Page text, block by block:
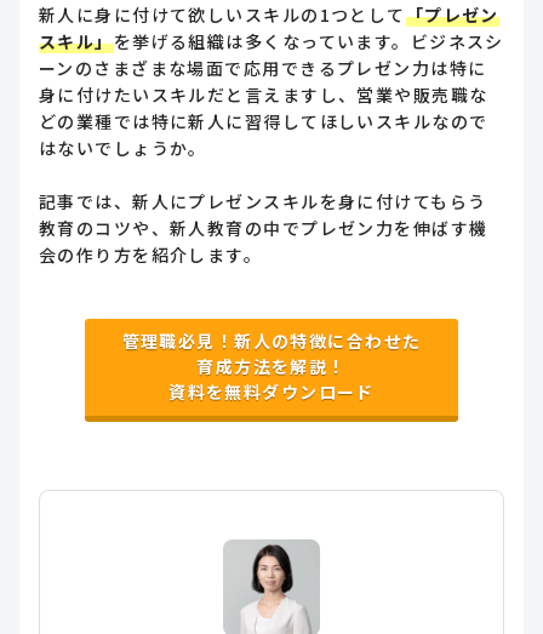
新人に身に付けて欲しいスキルの1つとして「プレゼン
スキル」を挙げる組織は多くなっています。ビジネスシ
ーンのさまざまな場面で応用できるプレゼン力は特に
身に付けたいスキルだと言えますし、営業や販売職な
どの業種では特に新人に習得してほしいスキルなので
はないでしょうか。
記事では、新人にプレゼンスキルを身に付けてもらう
教育のコツや、新人教育の中でプレゼン力を伸ばす機
会の作り方を紹介します。
管理職必見！新人の特徴に合わせた
育成方法を解説！
資料を無料ダウンロード